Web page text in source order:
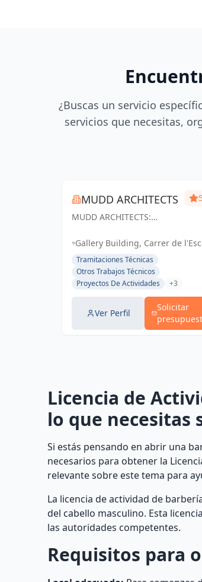
¿Buscas un servicio
servicios que necesitas,
MUDD ARCHITECTS
MUDD ARCHITECTS:
excepcionales con diseño
innovador y pasión. Tu
visión, nuestra realidad.
Gallery Building, Carrer de
26, Ciutat Vella, 08039 Barcelona,
España, España
Tramitaciones Técnicas
Otros Trabajos Técnicos
Proyectos De Actividades
+3
Ver Perfil
Solicitar
Licencia de
lo que necesitas
Si estás pensando en abrir una
necesarios para obtener la
relevante sobre este tema para
La licencia de actividad de
del cabello masculino. Esta
las autoridades competentes.
Requisitos para